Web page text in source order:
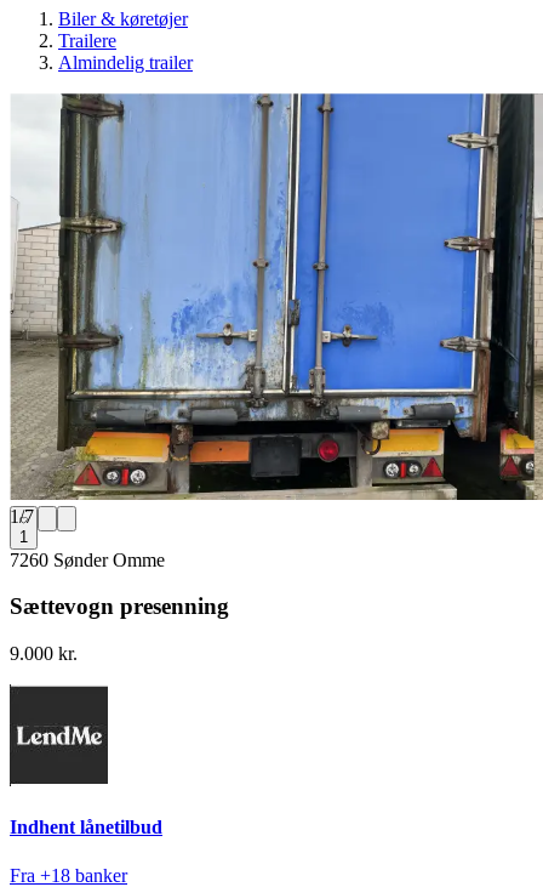
Biler & køretøjer
Trailere
Almindelig trailer
1/7
1
7260 Sønder Omme
Sættevogn presenning
9.000 kr.
Indhent lånetilbud
Fra +18 banker